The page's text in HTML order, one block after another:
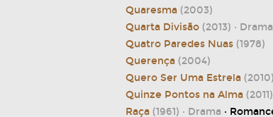
Quaresma (2003)
Quarta Divisão (2013) · Drama
Quatro Paredes Nuas (1978)
Querença (2004)
Quero Ser Uma Estrela (2010)
Quinze Pontos na Alma (2011)
Raça (1961) · Drama ·